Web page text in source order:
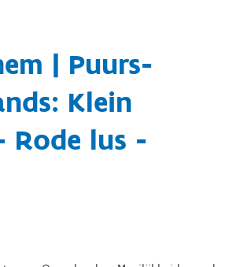
| Puurs-
Klein
Rode lus -